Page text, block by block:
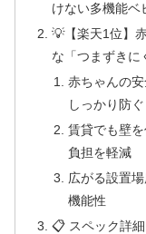
けない多機能ベ
💡【楽天1位】
な「つまずきに
赤ちゃんの
しっかり防ぐ
賃貸でも壁
負担を軽減
広がる設置
機能性
📋 スペック詳細